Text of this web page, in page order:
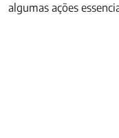
algumas ações